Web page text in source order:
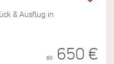
es gibt ein paar
können Sie es sich in
oder weitere
& Ausflug in
ab 650 €